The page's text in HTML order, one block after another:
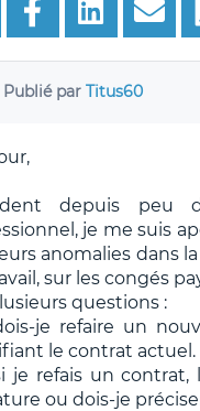
Publié par Titus60
depuis peu
je me suis
anomalies dans
sur les congés
questions :
je refaire un
le contrat actuel.
je refais un
ou dois-je